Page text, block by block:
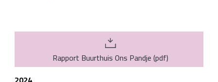
Rapport Buurthuis Ons Pandje(pdf)